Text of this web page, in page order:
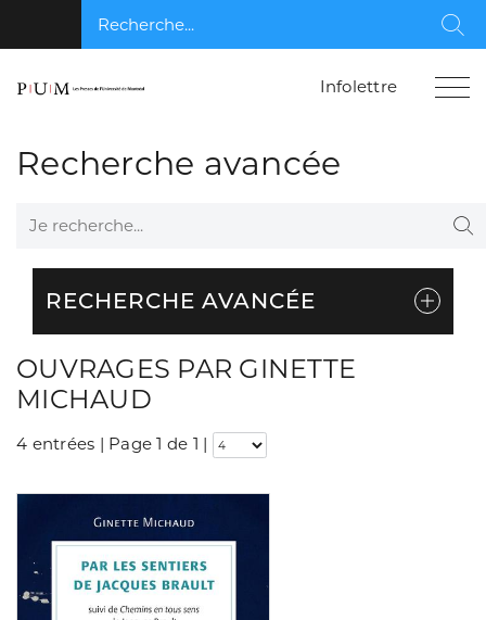
Recherche...
Infolettre
Recherche avancée
Je recherche...
RECHERCHE AVANCÉE
OUVRAGES PAR GINETTE
MICHAUD
4 entrées | Page 1 de 1 |